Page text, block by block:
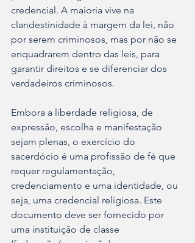
credencial. A maioria vive na
clandestinidade à margem da lei, não
por serem criminosos, mas por não se
enquadrarem dentro das leis, para
garantir direitos e se diferenciar dos
verdadeiros criminosos.
Embora a liberdade religiosa, de
expressão, escolha e manifestação
sejam plenas, o exercício do
sacerdócio é uma profissão de fé que
requer regulamentação,
credenciamento e uma identidade, ou
seja, uma credencial religiosa. Este
documento deve ser fornecido por
uma instituição de classe